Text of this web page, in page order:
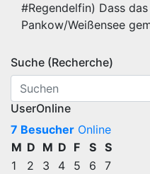
#Regendelfin) Dass
Pankow/Weißensee
Suche (Recherche)
UserOnline
7 Besucher Online
M D M D F S S
1
2 3 4 5 6
7